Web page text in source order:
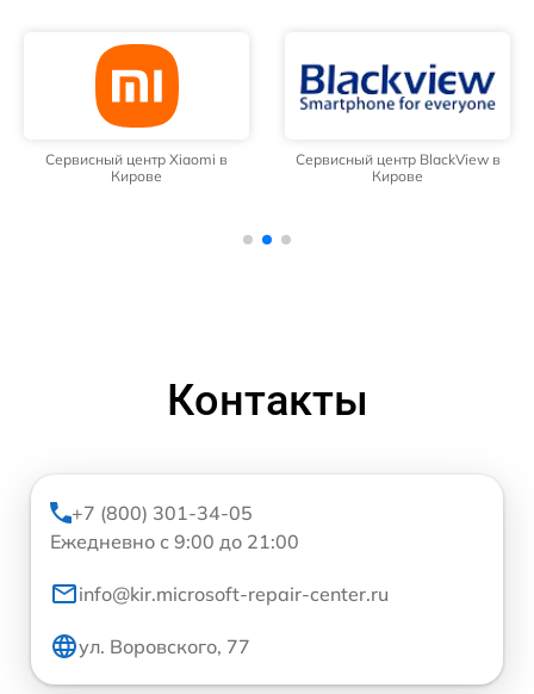
Сервисный центр Xiaomi в
Кирове
Сервисный центр BlackView в
Кирове
Контакты
+7 (800) 301-34-05
Ежедневно с 9:00 до 21:00
info@kir.microsoft-repair-center.ru
ул. Воровского, 77